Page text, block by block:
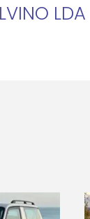
LDA